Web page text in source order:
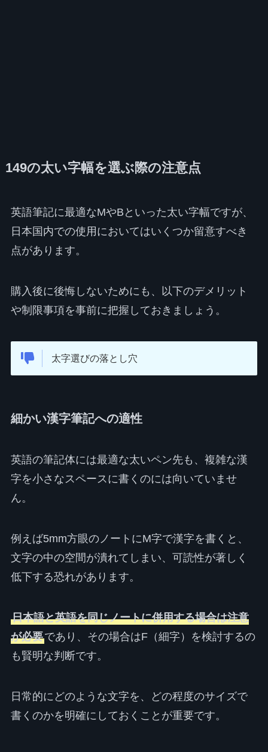
149の太い字幅を選ぶ際の注意点
英語筆記に最適なMやBといった太い字幅ですが、
日本国内での使用においてはいくつか留意すべき
点があります。
購入後に後悔しないためにも、以下のデメリット
や制限事項を事前に把握しておきましょう。
太字選びの落とし穴
細かい漢字筆記への適性
英語の筆記体には最適な太いペン先も、複雑な漢
字を小さなスペースに書くのには向いていませ
ん。
例えば5mm方眼のノートにM字で漢字を書くと、
文字の中の空間が潰れてしまい、可読性が著しく
低下する恐れがあります。
日本語と英語を同じノートに併用する場合は注意
が必要であり、その場合はF（細字）を検討するの
も賢明な判断です。
日常的にどのような文字を、どの程度のサイズで
書くのかを明確にしておくことが重要です。